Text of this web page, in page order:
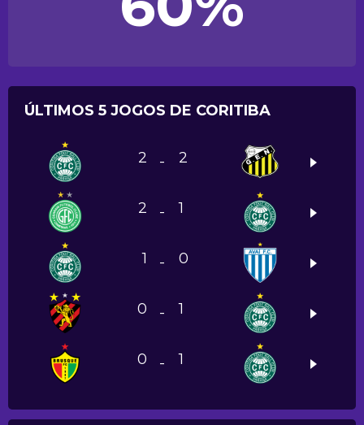
ÚLTIMOS 5 JOGOS DE CORITIBA
2 - 2
2 - 1
1 - 0
0 - 1
0 - 1